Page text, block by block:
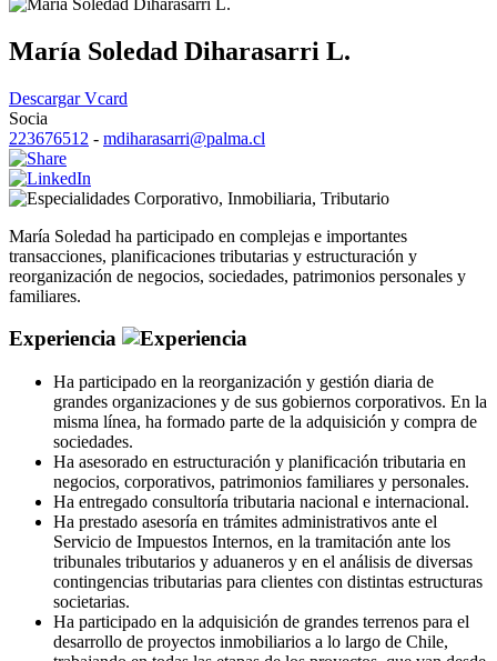
María Soledad Diharasarri L.
Descargar Vcard
Socia
223676512 - mdiharasarri@palma.cl
Corporativo, Inmobiliaria, Tributario
María Soledad ha participado en complejas e importantes
transacciones, planificaciones tributarias y estructuración y
reorganización de negocios, sociedades, patrimonios personales y
familiares.
Experiencia
Ha participado en la reorganización y gestión diaria de
grandes organizaciones y de sus gobiernos corporativos. En la
misma línea, ha formado parte de la adquisición y compra de
sociedades.
Ha asesorado en estructuración y planificación tributaria en
negocios, corporativos, patrimonios familiares y personales.
Ha entregado consultoría tributaria nacional e internacional.
Ha prestado asesoría en trámites administrativos ante el
Servicio de Impuestos Internos, en la tramitación ante los
tribunales tributarios y aduaneros y en el análisis de diversas
contingencias tributarias para clientes con distintas estructuras
societarias.
Ha participado en la adquisición de grandes terrenos para el
desarrollo de proyectos inmobiliarios a lo largo de Chile,